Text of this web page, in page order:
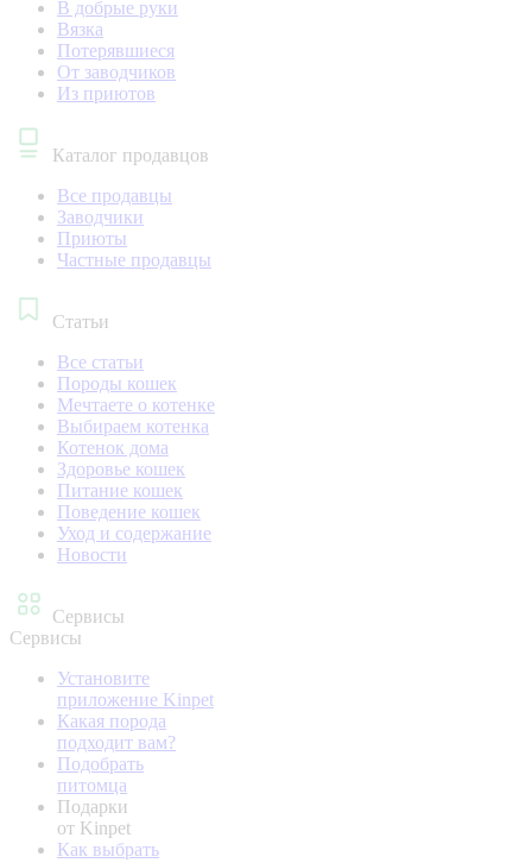
В добрые руки
Вязка
Потерявшиеся
От заводчиков
Из приютов
Каталог продавцов
Все продавцы
Заводчики
Приюты
Частные продавцы
Статьи
Все статьи
Породы кошек
Мечтаете о котенке
Выбираем котенка
Котенок дома
Здоровье кошек
Питание кошек
Поведение кошек
Уход и содержание
Новости
Сервисы
Сервисы
Установите
приложение Kinpet
Какая порода
подходит вам?
Подобрать
питомца
Подарки
от Kinpet
Как выбрать